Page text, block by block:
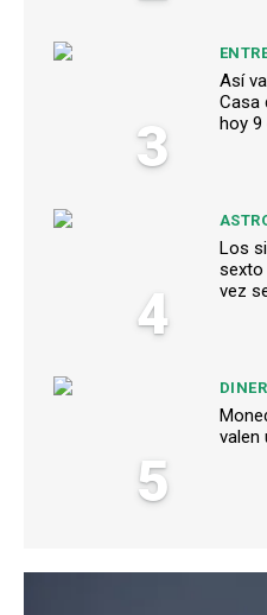
3
Así
Casa
hoy 9
4
Los
sexto
vez
5
valen